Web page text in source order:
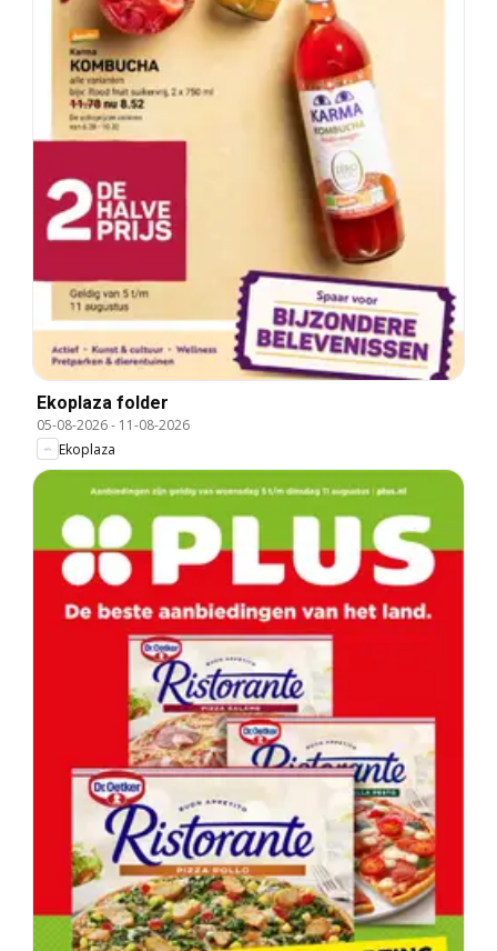
Ekoplaza folder
05-08-2026- 11-08-2026
Ekoplaza